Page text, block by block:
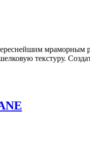
мраморным
текстуру.